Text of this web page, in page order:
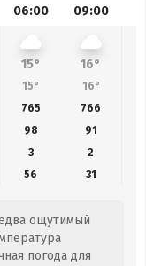
06:00 09:00
15° 16°
15° 16°
765 766
98 91
3
2
56 31
ощутимый
погода для